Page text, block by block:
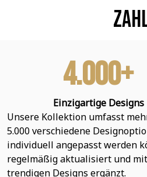
4.000+
Einzigartige Designs
Unsere Kollektion umfasst
5.000 verschiedene
individuell angepasst werden
regelmäßig aktualisiert und
trendigen Designs ergänzt.